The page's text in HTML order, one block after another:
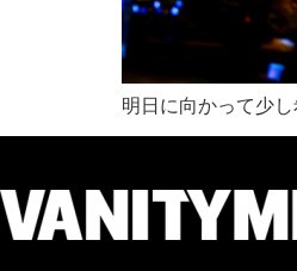
明日に向かって少